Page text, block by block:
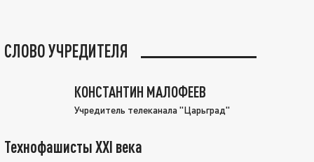
СЛОВО УЧРЕДИТЕЛЯ
КОНСТАНТИН МАЛОФЕЕВ
Учредитель телеканала "Царьград"
Технофашисты XXI века